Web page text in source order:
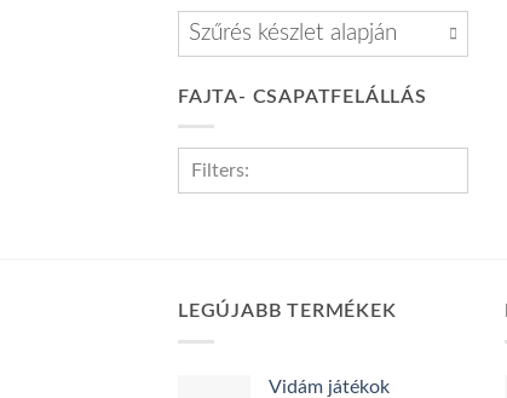
Szűrés készlet alapján
FAJTA- CSAPATFELÁLLÁS
Filters:
LEGÚJABB TERMÉKEK
Vidám játékok